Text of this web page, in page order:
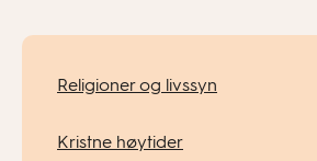
Religioner og livssyn
Kristne høytider